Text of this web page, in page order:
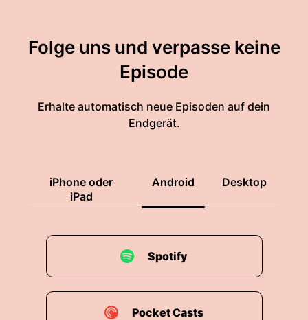
Folge uns und verpasse keine
Episode
Erhalte automatisch neue Episoden auf dein
Endgerät.
iPhone oder
iPad
Android Desktop
Spotify
Pocket Casts